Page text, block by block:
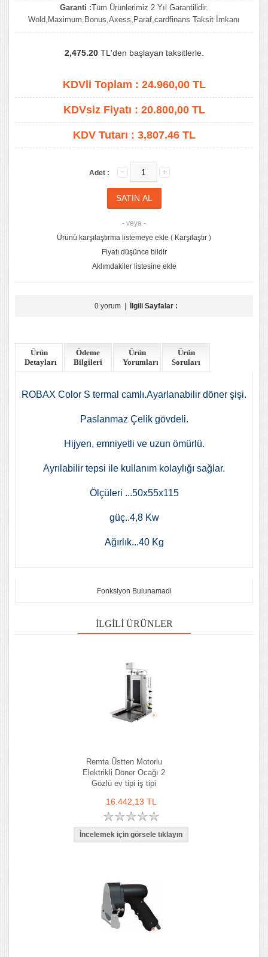
Garanti :Tüm Ürünlerimiz 2 Yıl Garantilidir.
Wold,Maximum,Bonus,Axess,Paraf,cardfinans Taksit İmkanı
2,475.20TL'den başlayan taksitlerle.
KDVli Toplam : 24.960,00TL
KDVsiz Fiyatı : 20.800,00TL
KDV Tutarı : 3,807.46 TL
Adet :
- veya -
Ürünü karşılaştırma listemeye ekle ( Karşılaştır )
Fiyatı düşünce bildir
Aklımdakiler listesine ekle
0 yorum| İlgili Sayfalar :
Ürün
Detayları
Ödeme
Bilgileri
Ürün
Yorumları
Ürün
Soruları
ROBAX Color S termal camlı.Ayarlanabilir döner şişi.
Paslanmaz Çelik gövdeli.
Hijyen, emniyetli ve uzun ömürlü.
Ayrılabilir tepsi ile kullanım kolaylığı sağlar.
Ölçüleri ...50x55x115
güç..4,8 Kw
Ağırlık...40 Kg
Fonksiyon Bulunamadi
İLGILI ÜRÜNLER
Remta Üstten Motorlu
Elektrikli Döner Ocağı 2
Gözlü ev tipi iş tipi
16.442,13 TL